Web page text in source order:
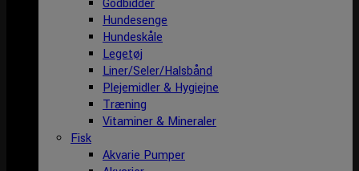
Godbidder
Hundesenge
Hundeskåle
Legetøj
Liner/Seler/Halsbånd
Plejemidler & Hygiejne
Træning
Vitaminer & Mineraler
Fisk
Akvarie Pumper